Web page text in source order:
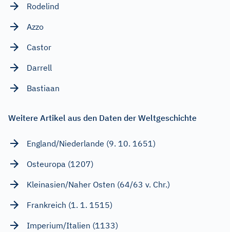
Rodelind
Azzo
Castor
Darrell
Bastiaan
Weitere Artikel aus den Daten der Weltgeschichte
England/Niederlande (9. 10. 1651)
Osteuropa (1207)
Kleinasien/Naher Osten (64/63 v. Chr.)
Frankreich (1. 1. 1515)
Imperium/Italien (1133)